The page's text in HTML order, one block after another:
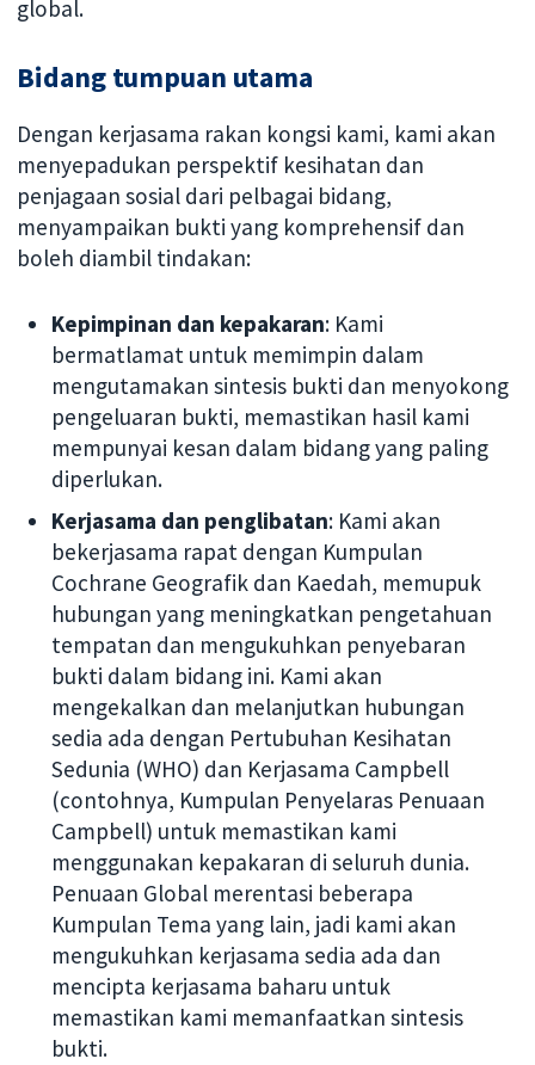
global.
Bidang tumpuan utama
Dengan kerjasama rakan kongsi kami, kami akan
menyepadukan perspektif kesihatan dan
penjagaan sosial dari pelbagai bidang,
menyampaikan bukti yang komprehensif dan
boleh diambil tindakan:
Kepimpinan dan kepakaran: Kami
bermatlamat untuk memimpin dalam
mengutamakan sintesis bukti dan menyokong
pengeluaran bukti, memastikan hasil kami
mempunyai kesan dalam bidang yang paling
diperlukan.
Kerjasama dan penglibatan: Kami akan
bekerjasama rapat dengan Kumpulan
Cochrane Geografik dan Kaedah, memupuk
hubungan yang meningkatkan pengetahuan
tempatan dan mengukuhkan penyebaran
bukti dalam bidang ini. Kami akan
mengekalkan dan melanjutkan hubungan
sedia ada dengan Pertubuhan Kesihatan
Sedunia (WHO) dan Kerjasama Campbell
(contohnya, Kumpulan Penyelaras Penuaan
Campbell) untuk memastikan kami
menggunakan kepakaran di seluruh dunia.
Penuaan Global merentasi beberapa
Kumpulan Tema yang lain, jadi kami akan
mengukuhkan kerjasama sedia ada dan
mencipta kerjasama baharu untuk
memastikan kami memanfaatkan sintesis
bukti.